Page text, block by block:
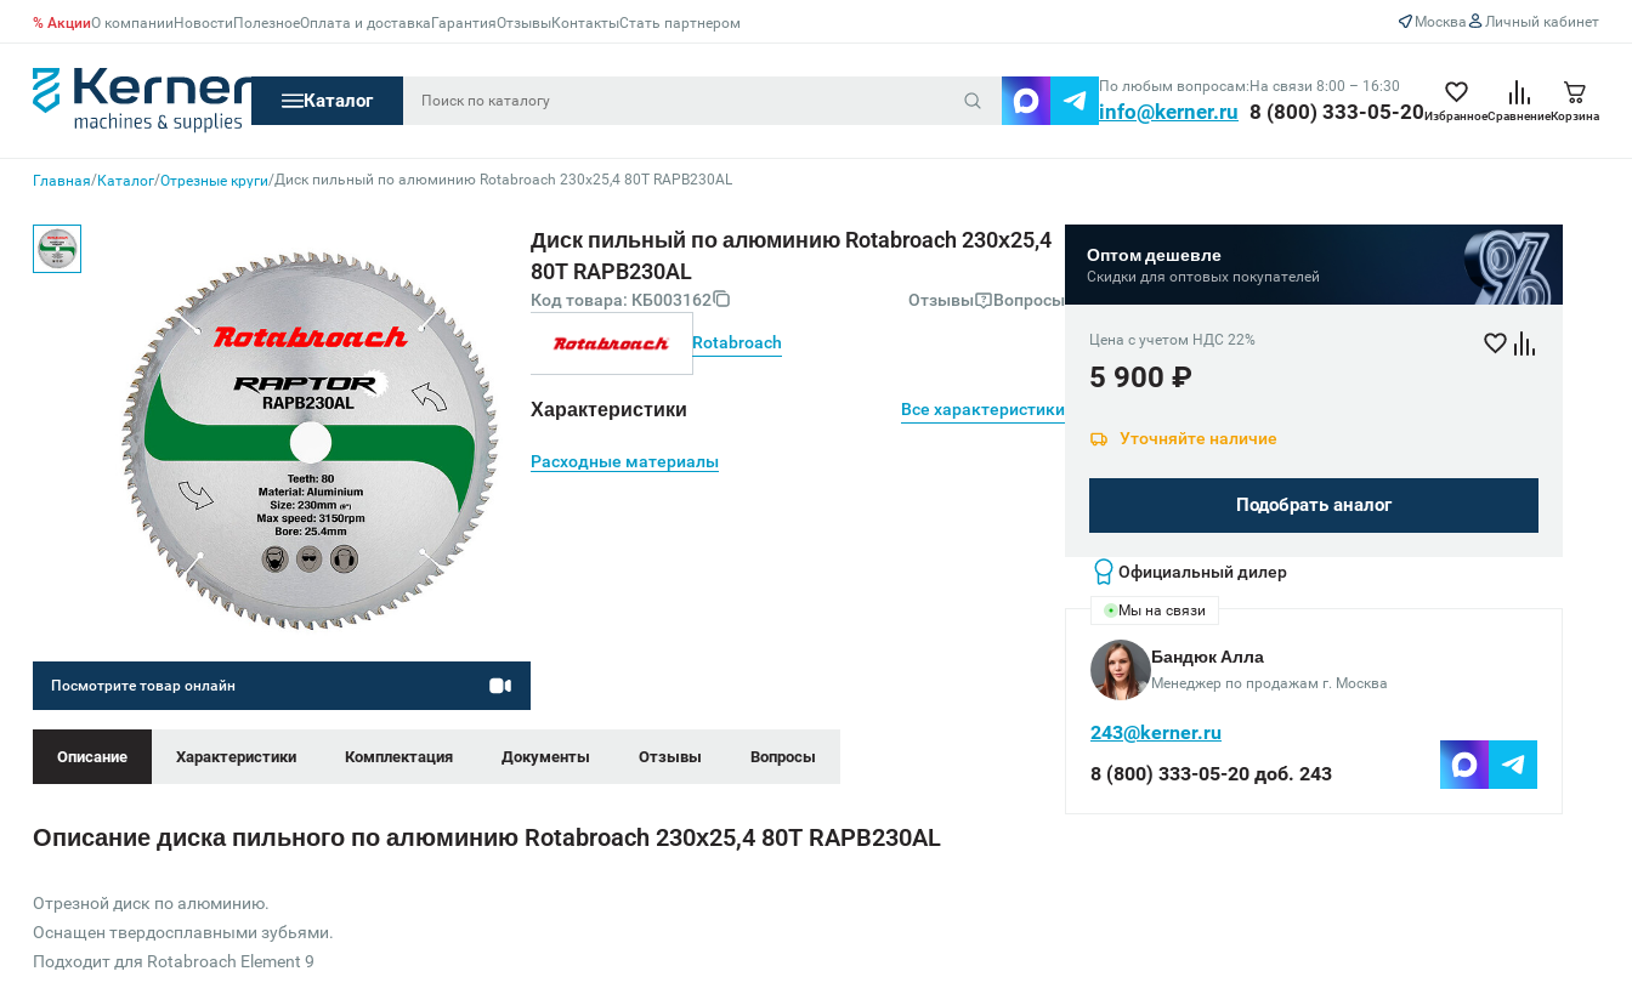
% АкцииО компанииНовостиПолезноеОплата и доставкаГарантияОтзывыКонтактыСтать партнером Москва Личный кабинет
Каталог
По любым вопросам:
info@kerner.ru
На связи 8:00 – 16:30
8 (800) 333-05-20ИзбранноеСравнениеКорзина
Главная/Каталог/Отрезные круги/Диск пильный по алюминию Rotabroach 230х25,4 80T RAPB230AL
Посмотрите товар онлайн
Диск пильный по алюминию Rotabroach 230х25,4
80T RAPB230AL
Код товара: КБ003162 Отзывы Вопросы
Rotabroach
Характеристики Все характеристики
Расходные материалы
Описание Характеристики Комплектация Документы Отзывы Вопросы
Описание диска пильного по алюминию Rotabroach 230х25,4 80T RAPB230AL
Отрезной диск по алюминию.
Оснащен твердосплавными зубьями.
Подходит для Rotabroach Element 9
Оптом дешевле
Скидки для оптовых покупателей
Цена с учетом НДС 22%
5 900 ₽
Уточняйте наличие
Подобрать аналог
Официальный дилер
Мы на связи
Бандюк Алла
Менеджер по продажам г. Москва
243@kerner.ru
8 (800) 333-05-20 доб. 243